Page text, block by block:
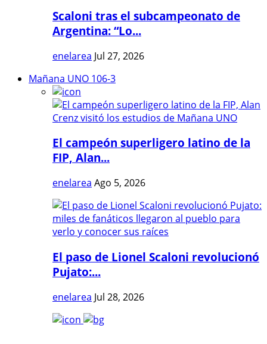
Scaloni tras el subcampeonato de
Argentina: “Lo...
enelarea Jul 27, 2026
Mañana UNO 106-3
El campeón superligero latino de la
FIP, Alan...
enelarea Ago 5, 2026
El paso de Lionel Scaloni revolucionó
Pujato:...
enelarea Jul 28, 2026